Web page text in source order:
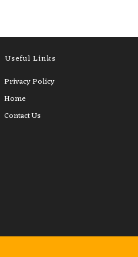
Useful Links
Privacy Policy
Home
Contact Us